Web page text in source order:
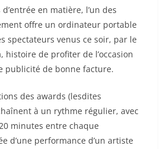
en matière, l’un des
offre un ordinateur portable
spectateurs venus ce soir, par le
histoire de profiter de l’occasion
publicité de bonne facture.
des awards (lesdites
à un rythme régulier, avec
minutes entre chaque
d’une performance d’un artiste